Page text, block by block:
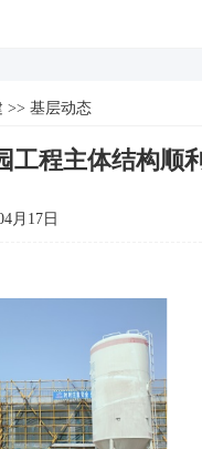
>> 基层动态
工程主体结构顺
月17日